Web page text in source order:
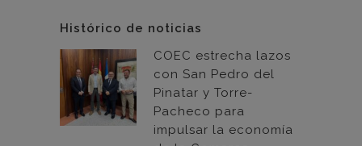
Histórico de noticias
COEC estrecha lazos
con San Pedro del
Pinatar y Torre-
Pacheco para
impulsar la economía